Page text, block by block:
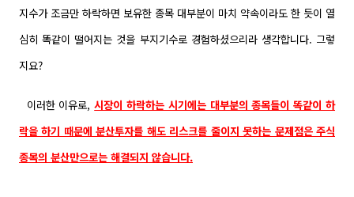
지수가 조금만 하락하면 보유한 종목 대부분이 마치 약속이라도 한 듯이 열
심히 똑같이 떨어지는 것을 부지기수로 경험하셨으리라 생각합니다. 그렇
지요?
이러한 이유로,시장이 하락하는 시기에는 대부분의 종목들이 똑같이 하
락을 하기 때문에 분산투자를 해도 리스크를 줄이지 못하는 문제점은 주식
종목의 분산만으로는 해결되지 않습니다.